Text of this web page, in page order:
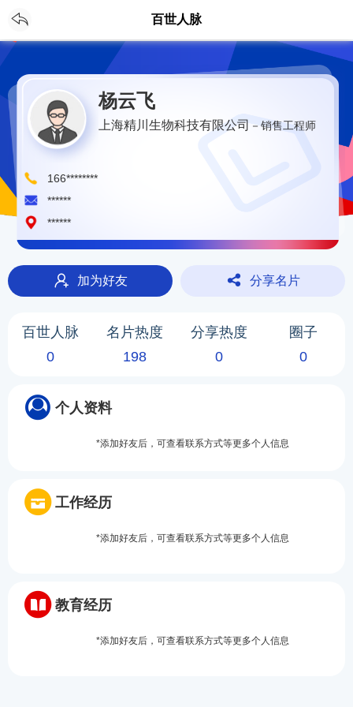
CH
百世人脉
杨云飞
上海精川生物科技有限公司 －销售工程师
166********
******
******
加为好友 分享名片
百世人脉
0
名片热度
198
分享热度
0
圈子
0
个人资料
*添加好友后，可查看联系方式等更多个人信息
工作经历
*添加好友后，可查看联系方式等更多个人信息
教育经历
*添加好友后，可查看联系方式等更多个人信息